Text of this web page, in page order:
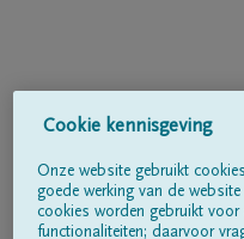
Volg ons op
Cookie kennisgeving
Onze website gebruikt
goede werking van de
cookies worden gebruikt
functionaliteiten; daarvoor